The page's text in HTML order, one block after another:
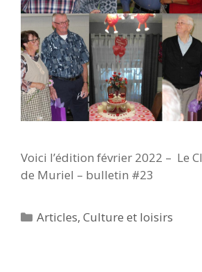
Voici l’édition février 2022 – Le
de Muriel – bulletin #23
Catégories
Articles,Culture et loisirs